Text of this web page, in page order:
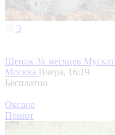
3
Щенок 3х месяцев
Москва Вчера, 16:19
Бесплатно
Оксана
Приют